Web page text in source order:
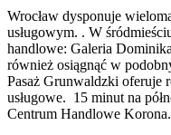
Wrocław dysponuje
usługowym. . W
handlowe: Galeria
również osiągnąć w
Pasaż Grunwaldzki oferuje
usługowe. 15 minut na
Centrum Handlowe Korona.